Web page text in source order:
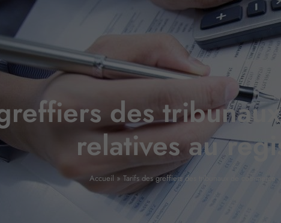
greffiers des
relatives au
Accueil » Tarifs des greffiers des tribunaux de